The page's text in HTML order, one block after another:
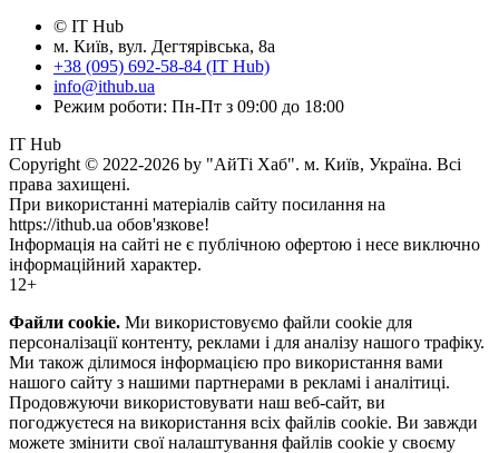
© IT Hub
м. Київ, вул. Дегтярівська, 8а
+38 (095) 692-58-84 (IT Hub)
info@ithub.ua
Режим роботи: Пн-Пт з 09:00 до 18:00
IT Hub
Copyright © 2022-2026 by "АйТі Хаб". м. Київ, Україна. Всі
права захищені.
При використанні матеріалів сайту посилання на
https://ithub.ua обов'язкове!
Інформація на сайті не є публічною офертою і несе виключно
інформаційний характер.
12+
Файли cookie. Ми використовуємо файли cookie для
персоналізації контенту, реклами і для аналізу нашого трафіку.
Ми також ділимося інформацією про використання вами
нашого сайту з нашими партнерами в рекламі і аналітиці.
Продовжуючи використовувати наш веб-сайт, ви
погоджуєтеся на використання всіх файлів cookie. Ви завжди
можете змінити свої налаштування файлів cookie у своєму